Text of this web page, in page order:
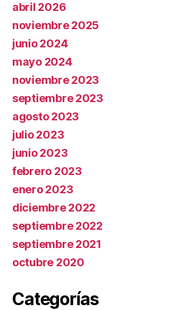
abril 2026
noviembre 2025
junio 2024
mayo 2024
noviembre 2023
septiembre 2023
agosto 2023
julio 2023
junio 2023
febrero 2023
enero 2023
diciembre 2022
septiembre 2022
septiembre 2021
octubre 2020
Categorías